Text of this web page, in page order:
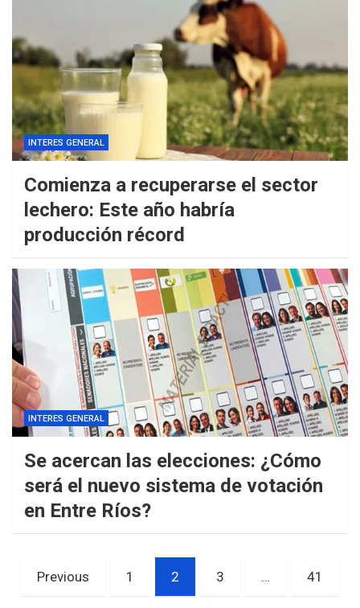
INTERES GENERAL
Comienza a recuperarse el sector
lechero: Este año habría
producción récord
INTERES GENERAL
Se acercan las elecciones: ¿Cómo
será el nuevo sistema de votación
en Entre Ríos?
Paginación
de
Previous 1 2 3 … 41